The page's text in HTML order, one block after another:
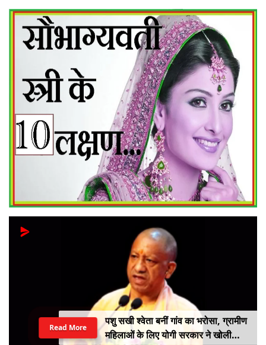
पशु सखी श्वेता बनीं गांव का भरोसा, ग्रामीण
महिलाओं के लिए योगी सरकार ने खोली
Read More